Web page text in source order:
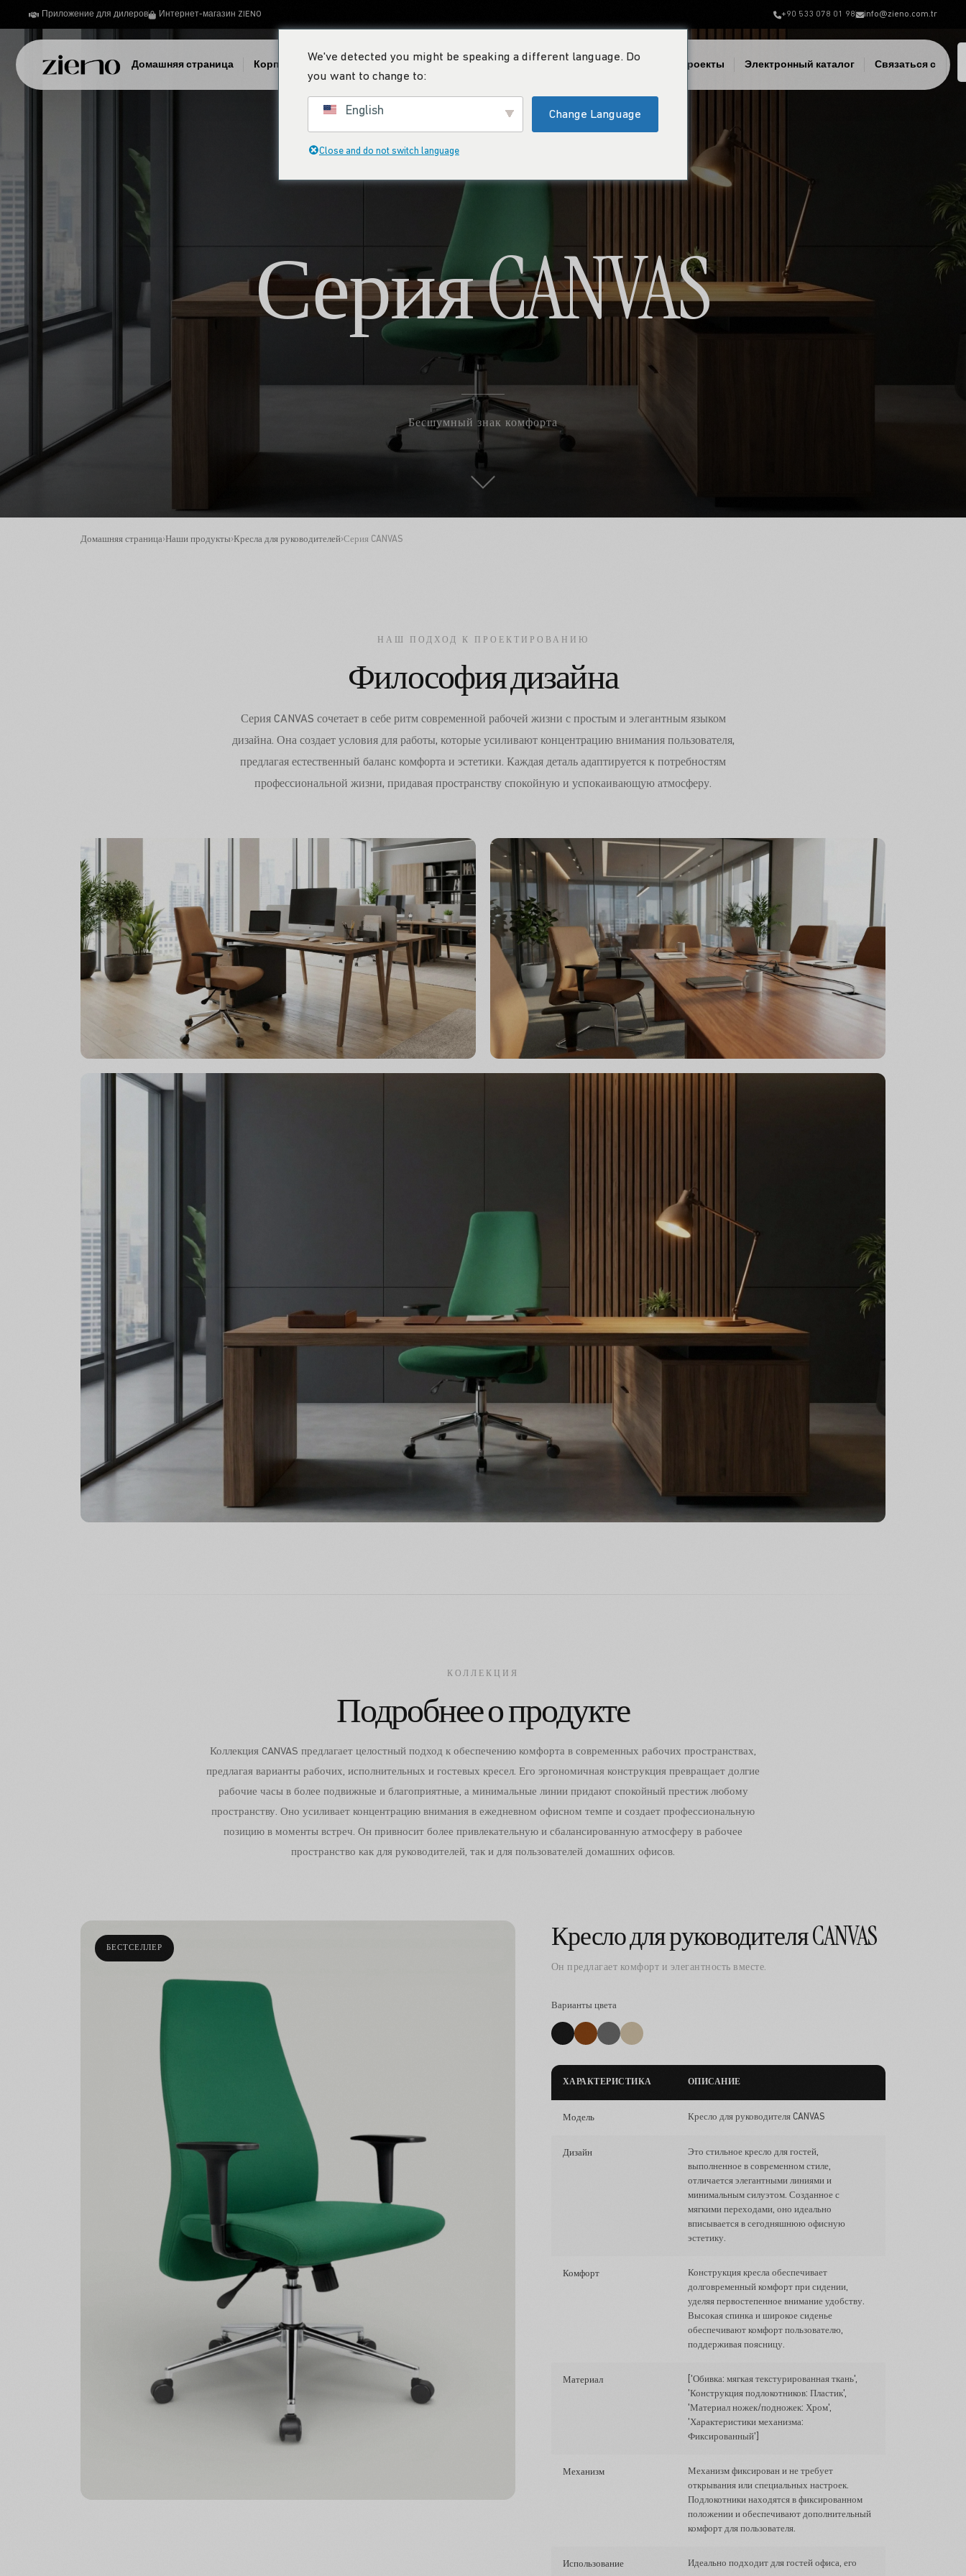
Приложение для дилеров Интернет-магазин ZIENO +90 533 078 01 98 info@zieno.com.tr
Домашняя страница Корпоративный Наши продукты Производство Экспорт Проекты Электронный каталог Связаться с
Серия CANVAS
Бесшумный знак комфорта
Домашняя страница›Наши продукты›Кресла для руководителей›Серия CANVAS
НАШ ПОДХОД К ПРОЕКТИРОВАНИЮ
Философия дизайна
Серия CANVAS сочетает в себе ритм современной рабочей жизни с простым и элегантным языком
дизайна. Она создает условия для работы, которые усиливают концентрацию внимания пользователя,
предлагая естественный баланс комфорта и эстетики. Каждая деталь адаптируется к потребностям
профессиональной жизни, придавая пространству спокойную и успокаивающую атмосферу.
КОЛЛЕКЦИЯ
Подробнее о продукте
Коллекция CANVAS предлагает целостный подход к обеспечению комфорта в современных рабочих пространствах,
предлагая варианты рабочих, исполнительных и гостевых кресел. Его эргономичная конструкция превращает долгие
рабочие часы в более подвижные и благоприятные, а минимальные линии придают спокойный престиж любому
пространству. Оно усиливает концентрацию внимания в ежедневном офисном темпе и создает профессиональную
позицию в моменты встреч. Он привносит более привлекательную и сбалансированную атмосферу в рабочее
пространство как для руководителей, так и для пользователей домашних офисов.
БЕСТСЕЛЛЕР Кресло для руководителя CANVAS
Он предлагает комфорт и элегантность вместе.
Варианты цвета
ХАРАКТЕРИСТИКА ОПИСАНИЕ
Модель Кресло для руководителя CANVAS
Дизайн
Это стильное кресло для гостей,
выполненное в современном стиле,
отличается элегантными линиями и
минимальным силуэтом. Созданное с
мягкими переходами, оно идеально
вписывается в сегодняшнюю офисную
эстетику.
Комфорт
Конструкция кресла обеспечивает
долговременный комфорт при сидении,
уделяя первостепенное внимание удобству.
Высокая спинка и широкое сиденье
обеспечивают комфорт пользователю,
поддерживая поясницу.
Материал
['Обивка: мягкая текстурированная ткань',
'Конструкция подлокотников: Пластик',
'Материал ножек/подножек: Хром',
'Характеристики механизма:
Фиксированный']
Механизм
Механизм фиксирован и не требует
открывания или специальных настроек.
Подлокотники находятся в фиксированном
положении и обеспечивают дополнительный
комфорт для пользователя.
Использование
Идеально подходит для гостей офиса, его
We've detected you might be speaking a different language. Do
you want to change to:
English Change Language
Close and do not switch language